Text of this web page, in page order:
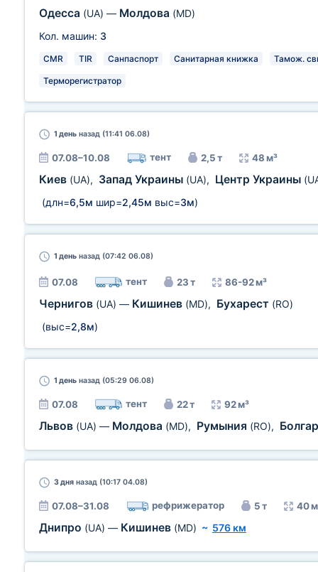
Одесса (UA) — Молдова (MD)
Кол. машин: 3
CMR TIR Санпаспорт Санитарная книжка Тамож.
Терморегистратор
1 день назад (11:41 06.08)
07.08–10.08 тент 2,5 т 48 м³
Киев (UA), Запад Украины (UA), Центр Украины
(длн=6,5м шир=2,45м выс=3м)
1 день назад (07:42 06.08)
07.08 тент 23 т 86-92 м³
Чернигов (UA) — Кишинев (MD), Бухарест (RO)
(выс=2,8м)
1 день назад (05:29 06.08)
07.08 тент 22 т 92 м³
Львов (UA) — Молдова (MD), Румыния (RO),
3 дня назад (10:17 04.08)
07.08–31.08 рефрижератор 5 т 40
Днипро (UA) — Кишинев (MD) ~ 576 км